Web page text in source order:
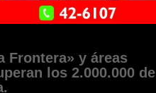
Frontera» y áreas
los 2.000.000 de